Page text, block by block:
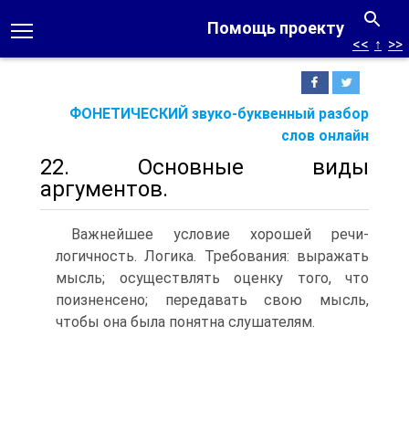
Помощь проекту
ФОНЕТИЧЕСКИЙ звуко-буквенный разбор
слов онлайн
<< ↑ >>
22. Основные виды
аргументов.
Важнейшее условие хорошей речи-
логичность. Логика. Требования: выражать
мысль; осуществлять оценку того, что
поизненсено; передавать свою мысль,
чтобы она была понятна слушателям.